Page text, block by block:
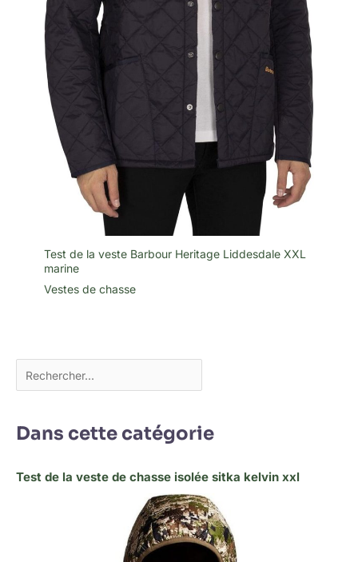
décontracté pour femme - Long
trench italien - Vêtements
d'hiver à manches longues -
française avec ceinture -
Grande taille 822 - Manteau
pour femme - Veste de pluie
solide - Veste d'extérieur à
capuche - Coupe-vent -
Cardigan - Vêtements
d'automne - Parka tendance -
Veste polaire intégrale pour
femme - Veste classique à
manches longues - Fermeture
éclair intégrale - Veste en jean
d'été pour femme
Test de la veste Barbour Heritage Liddesdale XXL
marine
Vestes de chasse
Dans cette catégorie
Test de la veste de chasse isolée sitka kelvin xxl